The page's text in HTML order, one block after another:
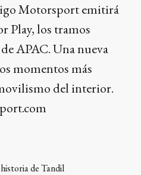
Motorsport emitirá
Play, los tramos
APAC. Una nueva
momentos más
del interior.
de Tandil